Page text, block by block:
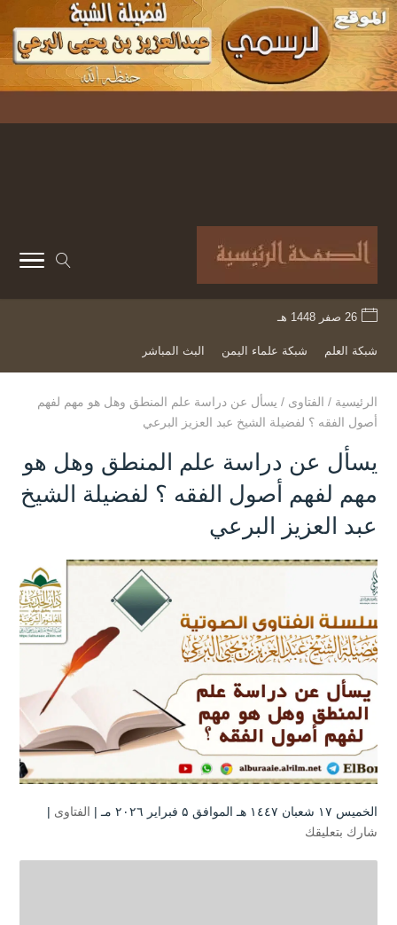
26 صفر 1448 هـ
شبكة العلم شبكة علماء اليمن البث المباشر
الرئيسية / الفتاوى / يسأل عن دراسة علم المنطق وهل هو مهم لفهم
أصول الفقه ؟ لفضيلة الشيخ عبد العزيز البرعي
يسأل عن دراسة علم المنطق وهل هو
مهم لفهم أصول الفقه ؟ لفضيلة الشيخ
عبد العزيز البرعي
الخميس ۱۷ شعبان ۱٤٤۷ هـ الموافق ۵ فبراير ۲۰۲٦ مـ | الفتاوى |
شارك بتعليقك